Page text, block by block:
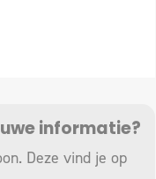
informatie?
Deze vind je op